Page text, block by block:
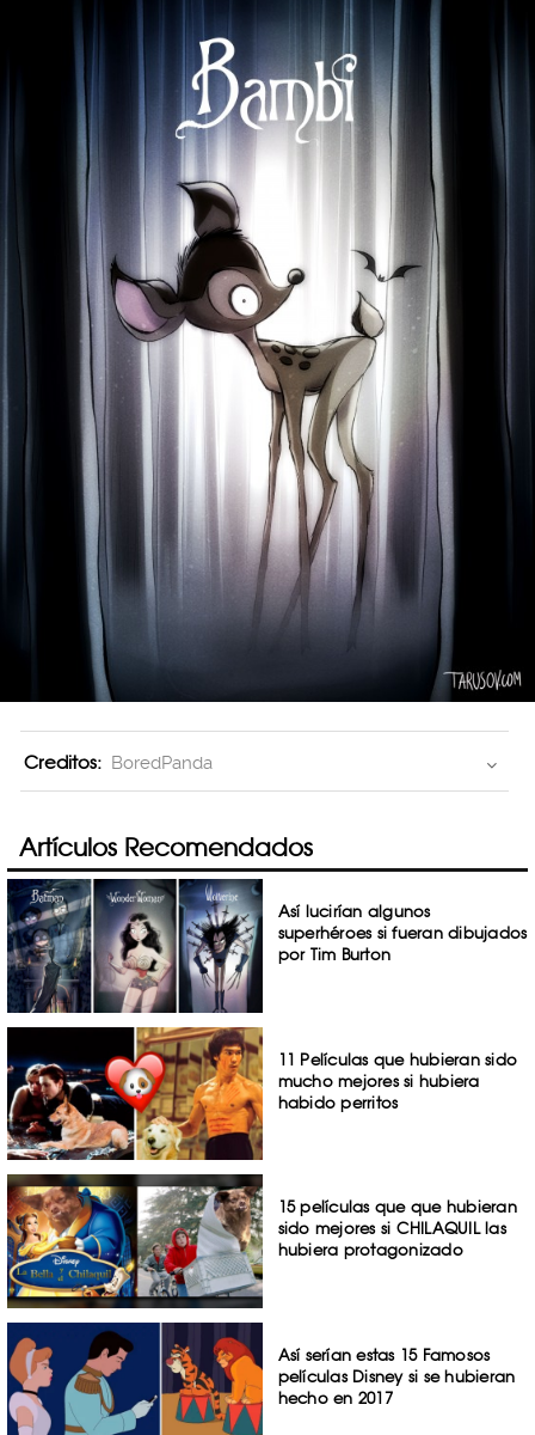
Creditos: BoredPanda
Artículos Recomendados
Así lucirían algunos
superhéroes si fueran dibujados
por Tim Burton
11 Películas que hubieran sido
mucho mejores si hubiera
habido perritos
15 películas que que hubieran
sido mejores si CHILAQUIL las
hubiera protagonizado
Así serían estas 15 Famosos
películas Disney si se hubieran
hecho en 2017